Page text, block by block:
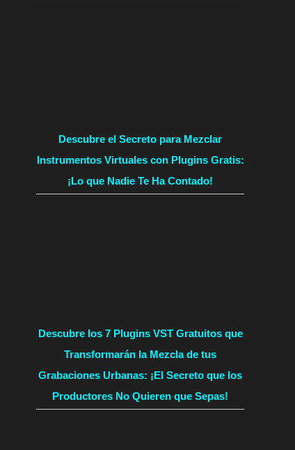
Descubre el Secreto para Mezclar
Instrumentos Virtuales con Plugins Gratis:
¡Lo que Nadie Te Ha Contado!
Descubre los 7 Plugins VST Gratuitos que
Transformarán la Mezcla de tus
Grabaciones Urbanas: ¡El Secreto que los
Productores No Quieren que Sepas!